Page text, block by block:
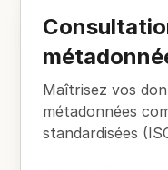
Maîtrisez vos
métadonnées
standardisées